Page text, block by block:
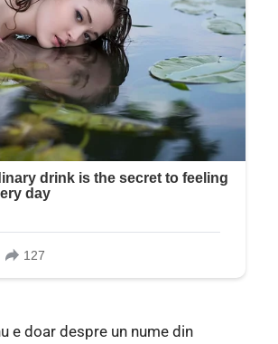
e doar despre un nume din